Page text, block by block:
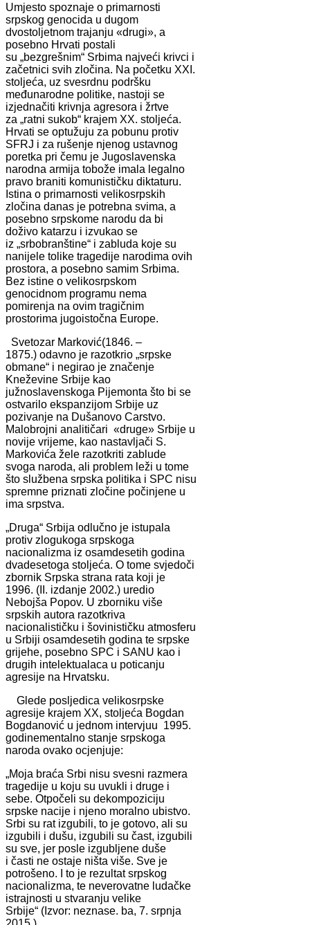
Umjesto spoznaje o primarnosti
srpskog genocida u dugom
dvostoljetnom trajanju «drugi», a
posebno Hrvati postali
su „bezgrešnim“ Srbima najveći krivci i
začetnici svih zločina. Na početku XXI.
stoljeća, uz svesrdnu podršku
međunarodne politike, nastoji se
izjednačiti krivnja agresora i žrtve
za „ratni sukob“ krajem XX. stoljeća.
Hrvati se optužuju za pobunu protiv
SFRJ i za rušenje njenog ustavnog
poretka pri čemu je Jugoslavenska
narodna armija tobože imala legalno
pravo braniti komunističku diktaturu.
Istina o primarnosti velikosrpskih
zločina danas je potrebna svima, a
posebno srpskome narodu da bi
doživo katarzu i izvukao se
iz „srbobranštine“ i zabluda koje su
nanijele tolike tragedije narodima ovih
prostora, a posebno samim Srbima.
Bez istine o velikosrpskom
genocidnom programu nema
pomirenja na ovim tragičnim
prostorima jugoistočna Europe.
Svetozar Marković(1846. –
1875.) odavno je razotkrio „srpske
obmane“ i negirao je značenje
Kneževine Srbije kao
južnoslavenskoga Pijemonta što bi se
ostvarilo ekspanzijom Srbije uz
pozivanje na Dušanovo Carstvo.
Malobrojni analitičari «druge» Srbije u
novije vrijeme, kao nastavljači S.
Markovića žele razotkriti zablude
svoga naroda, ali problem leži u tome
što službena srpska politika i SPC nisu
spremne priznati zločine počinjene u
ima srpstva.
„Druga“ Srbija odlučno je istupala
protiv zlogukoga srpskoga
nacionalizma iz osamdesetih godina
dvadesetoga stoljeća. O tome svjedoči
zbornik Srpska strana rata koji je
1996. (II. izdanje 2002.) uredio
Nebojša Popov. U zborniku više
srpskih autora razotkriva
nacionalističku i šovinističku atmosferu
u Srbiji osamdesetih godina te srpske
grijehe, posebno SPC i SANU kao i
drugih intelektualaca u poticanju
agresije na Hrvatsku.
Glede posljedica velikosrpske
agresije krajem XX, stoljeća Bogdan
Bogdanović u jednom intervjuu 1995.
godinementalno stanje srpskoga
naroda ovako ocjenjuje:
„Moja braća Srbi nisu svesni razmera
tragedije u koju su uvukli i druge i
sebe. Otpočeli su dekompoziciju
srpske nacije i njeno moralno ubistvo.
Srbi su rat izgubili, to je gotovo, ali su
izgubili i dušu, izgubili su čast, izgubili
su sve, jer posle izgubljene duše
i časti ne ostaje ništa više. Sve je
potrošeno. I to je rezultat srpskog
nacionalizma, te neverovatne ludačke
istrajnosti u stvaranju velike
Srbije“ (Izvor: neznase. ba, 7. srpnja